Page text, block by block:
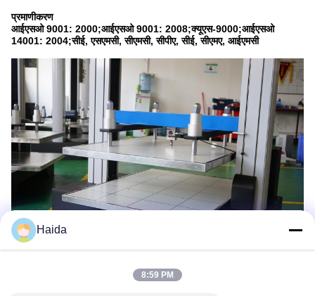
प्रमाणीकरण
आईएसओ 9001: 2000;आईएसओ 9001: 2008;क्यूएस-9000;आईएसओ
14001: 2004;सीई, एसएमसी, सीएमसी, सीपीए, सीई, सीएमए, आईएमसी
पैकेजिंग परीक्षण उपकरणों
Haida
8:59 PM